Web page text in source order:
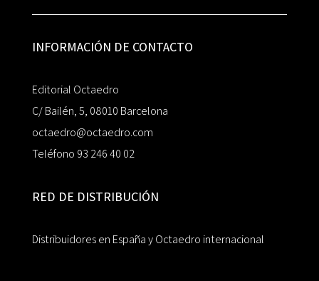
INFORMACIÓN DE CONTACTO
Editorial Octaedro
C/ Bailén, 5, 08010 Barcelona
octaedro@octaedro.com
Teléfono 93 246 40 02
RED DE DISTRIBUCIÓN
Distribuidores en España y Octaedro internacional